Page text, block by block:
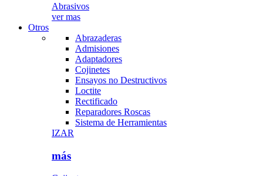
Abrasivos
ver mas
Otros
Abrazaderas
Admisiones
Adaptadores
Cojinetes
Ensayos no Destructivos
Loctite
Rectificado
Reparadores Roscas
Sistema de Herramientas
IZAR
más